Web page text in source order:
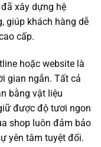
xây dựng hệ
giúp khách hàng dễ
cấp.
hoặc website là
gian ngắn. Tất cả
bằng vật liệu
được độ tươi ngon
shop luôn đảm bảo
yên tâm tuyệt đối.